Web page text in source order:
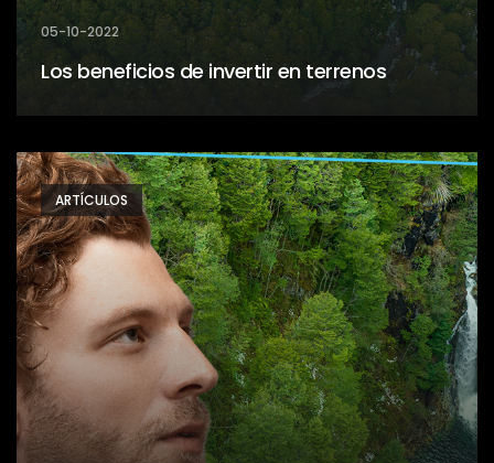
05-10-2022
Los beneficios de invertir en terrenos
ARTÍCULOS